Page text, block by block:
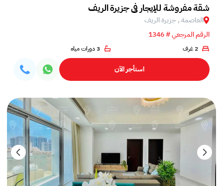
شقة مفروشة للإيجار في جزيرة الريف
العاصمة , جزيرة الريف
الرقم المرجعي # 1346
2 غرف 3 دورات مياه
استأجر الآن